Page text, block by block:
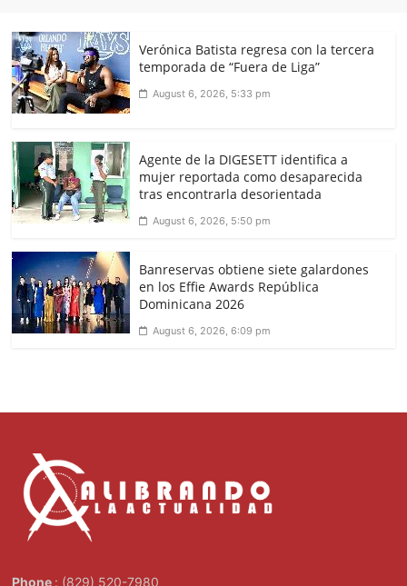
Verónica Batista regresa con la tercera
temporada de “Fuera de Liga”
August 6, 2026, 5:33 pm
Agente de la DIGESETT identifica a
mujer reportada como desaparecida
tras encontrarla desorientada
August 6, 2026, 5:50 pm
Banreservas obtiene siete galardones
en los Effie Awards República
Dominicana 2026
August 6, 2026, 6:09 pm
Phone : (829) 520-7980